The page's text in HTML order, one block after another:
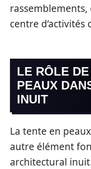
centre
LE RÔLE
PEAUX
INUIT
La tente en
autre élément
architectural